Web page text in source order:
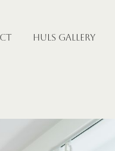
HULS GALLERY